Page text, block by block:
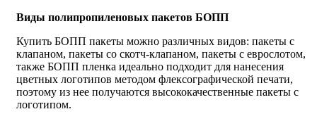
Виды полипропиленовых пакетов БОПП
Купить БОПП пакеты можно различных видов: пакеты с
клапаном, пакеты со скотч-клапаном, пакеты с еврослотом,
также БОПП пленка идеально подходит для нанесения
цветных логотипов методом флексографической печати,
поэтому из нее получаются высококачественные пакеты с
логотипом.